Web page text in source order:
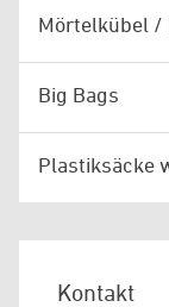
Mörtelkübel /
Big Bags
Plastiksäcke
Kontakt